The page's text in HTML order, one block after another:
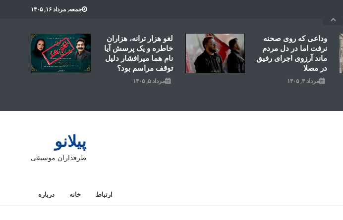
جمعه, مرداد ۱۶, ۱۴۰۵
لغو هزار ترانه، هزاران
خاطره و یک پرسش آیا
نام هما میرافشار دلیل
توقف مراسم بود؟
مرداد ۵, ۱۴۰۵
وداعی که روی صحنه
نرفت اما در دل مردم
ماند آرزوی اجرای رفیق
در مصلا
مرداد ۴, ۱۴۰۵
پیلانو
طرفداران موسیقی
ارتباط خانه درباره